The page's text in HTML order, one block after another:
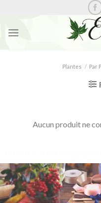
content
Plantes / Par
Aucun produit ne